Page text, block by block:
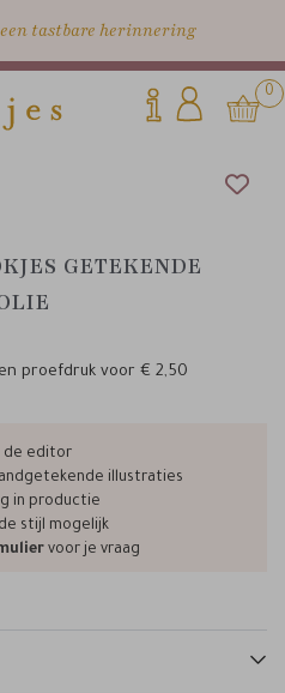
tastbare herinnering
0
GETEKENDE
proefdruk voor € 2,50
de editor
illustraties
in productie
stijl mogelijk
voor je vraag